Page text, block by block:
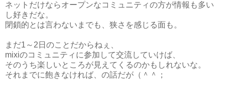
ネットだけならオープンなコミュニティの方が情報も多い
し好きだな。
閉鎖的とは言わないまでも、狭さを感じる面も。
まだ1～2日のことだからねぇ、
mixiのコミュニティに参加して交流していけば、
そのうち楽しいところが見えてくるのかもしれないな。
それまでに飽きなければ、の話だが（＾＾；